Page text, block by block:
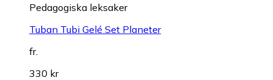
Pedagogiska leksaker
Tuban Tubi Gelé Set Planeter
fr.
330 kr